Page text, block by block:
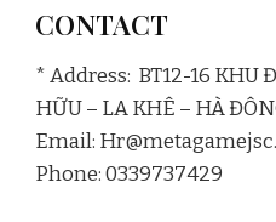
CONTACT
* Address: BT12-16 KHU
HỮU – LA KHÊ – HÀ
Email:
Phone: 0339737429